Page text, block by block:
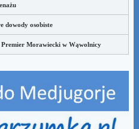
dowody osobiste
Premier Morawiecki w Wąwolnicy